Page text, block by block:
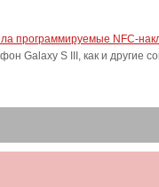
программируемые NFC-
Galaxy S III, как и